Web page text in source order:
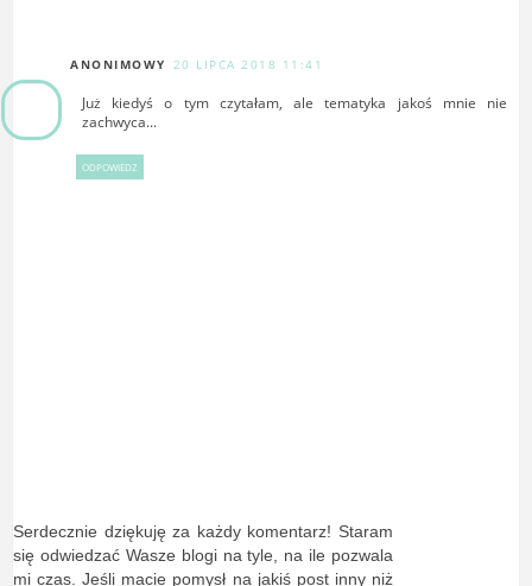
ANONIMOWY 20 LIPCA 2018 11:41
Już kiedyś o tym czytałam, ale tematyka jakoś mnie nie
zachwyca...
ODPOWIEDZ
Serdecznie dziękuję za każdy komentarz! Staram
się odwiedzać Wasze blogi na tyle, na ile pozwala
mi czas. Jeśli macie pomysł na jakiś post inny niż